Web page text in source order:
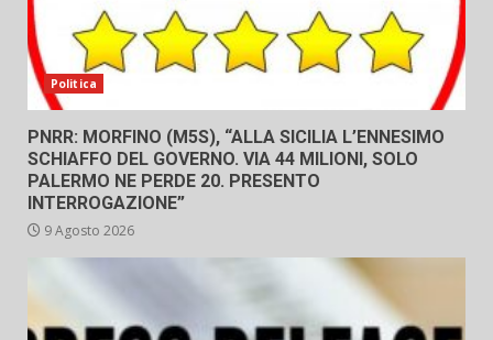
Politica
PNRR: MORFINO (M5S), “ALLA SICILIA L’ENNESIMO
SCHIAFFO DEL GOVERNO. VIA 44 MILIONI, SOLO
PALERMO NE PERDE 20. PRESENTO
INTERROGAZIONE”
9 Agosto 2026